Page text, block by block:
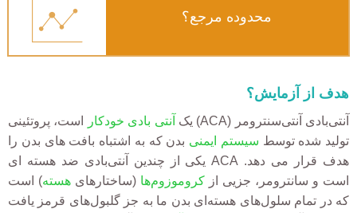
محدوده مرجع؟
هدف از آزمایش؟
آنتی‌بادی آنتی‌سنترومر (ACA) یک آنتی بادی خودکار
است، پروتئینی
تولید شده توسط سیستم ایمنی بدن که به اشتباه بافت های بدن را
هدف قرار می دهد. ACA یکی از چندین آنتی‌بادی ضد هسته ای
است و سانترومر، جزیی از کروموزوم‌ها (ساختارهای هسته) است
که در تمام سلول‌های هسته‌ای بدن ما به جز گلبول‌های قرمز یافت